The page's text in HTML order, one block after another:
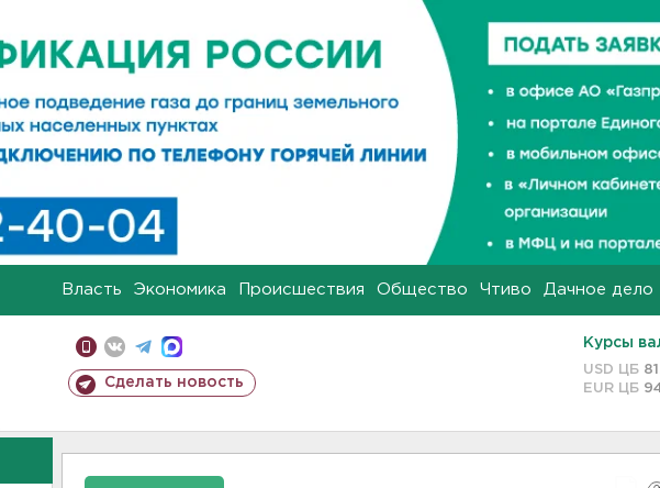
Власть Экономика Происшествия Общество Чтиво Дачное дело
Сделать новость
Курсы
USD ЦБ
EUR ЦБ